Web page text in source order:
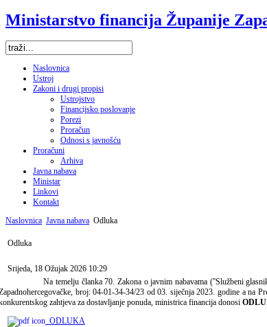
Ministarstvo financija Županije
Naslovnica
Ustroj
Zakoni i drugi propisi
Ustrojstvo
Financijsko poslovanje
Porezi
Proračun
Odnosi s javnošću
Proračuni
Arhiva
Javna nabava
Ministar
Linkovi
Kontakt
Naslovnica Javna nabava Odluka
Odluka
Srijeda, 18 Ožujak 2026 10:29
Na temelju članka 70. Zakona o javnim nabavama (''Službeni
broj:04-01-34-34/23 od 03. siječnja 2023. godine a na
zahtjeva za dostavljanje ponuda, ministrica financija donosi
ODLUKA